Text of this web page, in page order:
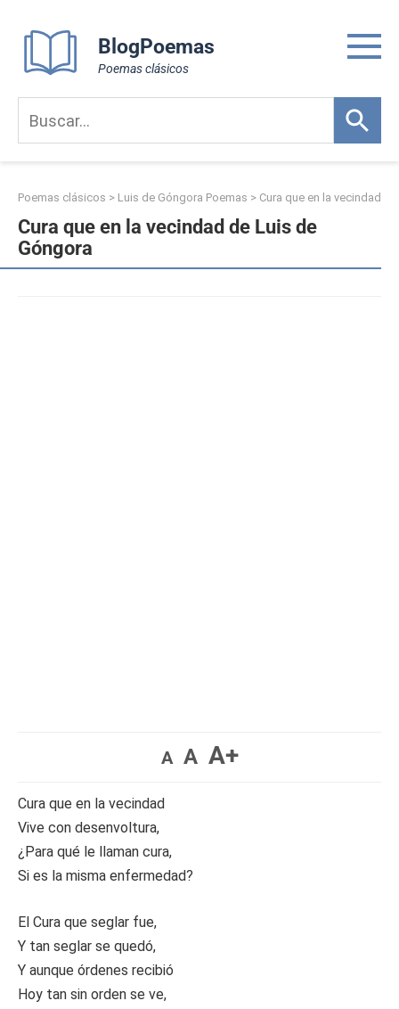
content
BlogPoemas
Poemas clásicos
Poemas clásicos > Luis de Góngora Poemas > Cura que en la vecindad
Cura que en la vecindad de Luis de
Góngora
A A A+
Cura que en la vecindad
Vive con desenvoltura,
¿Para qué le llaman cura,
Si es la misma enfermedad?
El Cura que seglar fue,
Y tan seglar se quedó,
Y aunque órdenes recibió
Hoy tan sin orden se ve,